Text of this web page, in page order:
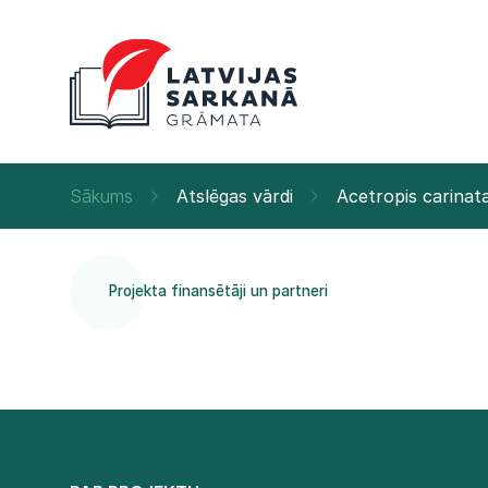
Sākums Atslēgas vārdi Acetropis
Projekta finansētāji un partneri